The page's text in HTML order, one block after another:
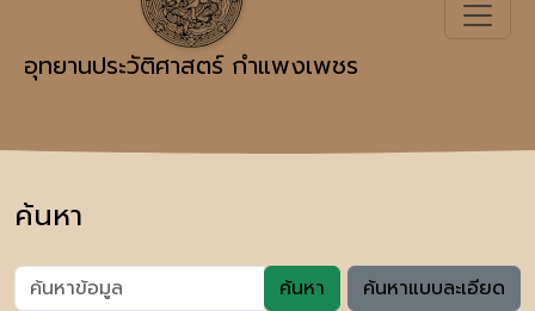
อุทยานประวัติศาสตร์ กำแพงเพชร
ค้นหา
ค้นหา ค้นหาแบบละเอียด